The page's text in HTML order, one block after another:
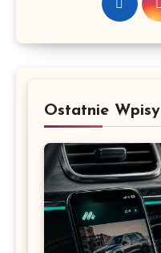
Ostatnie Wpisy